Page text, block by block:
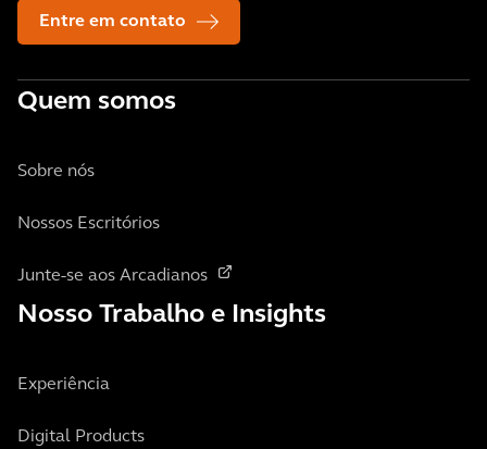
Entre em contato
Quem somos
Sobre nós
Nossos Escritórios
Junte-se aos Arcadianos
Nosso Trabalho e Insights
Experiência
Digital Products